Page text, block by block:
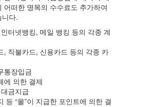
어떠한 명목의 수수료도 추가하여
다.
터넷뱅킹, 메일 뱅킹 등의 각종 계
, 직불카드, 신용카드 등의 각종 카
통장입금
에 의한 결제
금지급
등 “몰”이 지급한 포인트에 의한 결